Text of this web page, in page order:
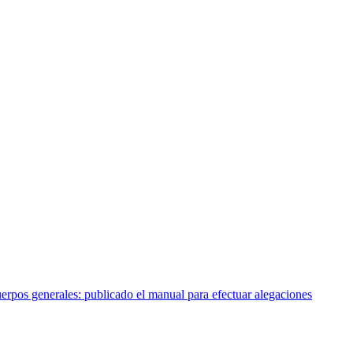
generales: publicado el manual para efectuar alegaciones